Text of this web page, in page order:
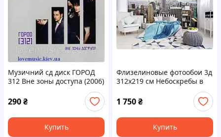
Музичний сд диск ГОРОД
312 Вне зоны доступа (2006)
290₴
Купить
Флизелиновые фотообои 3д
312x219 см Небоскребы в
городе Нью-Йорке и чистое
небо (2317VEXXL)+клей
1 750₴
Купить